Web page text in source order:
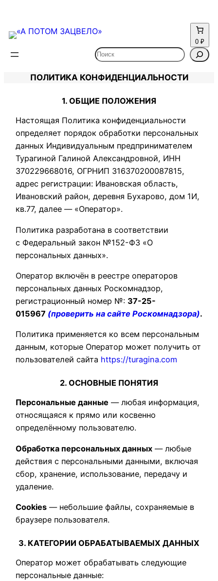
0 ₽
Поиск
ПОЛИТИКА КОНФИДЕНЦИАЛЬНОСТИ
1. ОБЩИЕ ПОЛОЖЕНИЯ
Настоящая Политика конфиденциальности
определяет порядок обработки персональных
данных Индивидуальным предпринимателем
Турагиной Галиной Александровной, ИНН
370229668016, ОГРНИП 316370200087815,
адрес регистрации: Ивановская область,
Ивановский район, деревня Бухарово, дом 1И,
кв.77, далее — «Оператор».
Политика разработана в соответствии
с Федеральный закон №152-ФЗ «О
персональных данных».
Оператор включён в реестре операторов
персональных данных Роскомнадзор,
регистрационный номер №: 37-25-
015967 (проверить на сайте Роскомнадзора).
Политика применяется ко всем персональным
данным, которые Оператор может получить от
пользователей сайта https://turagina.com
2. ОСНОВНЫЕ ПОНЯТИЯ
Персональные данные — любая информация,
относящаяся к прямо или косвенно
определённому пользователю.
Обработка персональных данных — любые
действия с персональными данными, включая
сбор, хранение, использование, передачу и
удаление.
Cookies — небольшие файлы, сохраняемые в
браузере пользователя.
3. КАТЕГОРИИ ОБРАБАТЫВАЕМЫХ ДАННЫХ
Оператор может обрабатывать следующие
персональные данные: